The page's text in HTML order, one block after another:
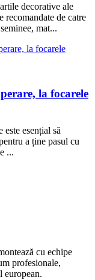
decorative ale
recomandate de catre
mat...
la focarele
esențial să
a ține pasul cu
...
cu echipe
profesionale,
european.